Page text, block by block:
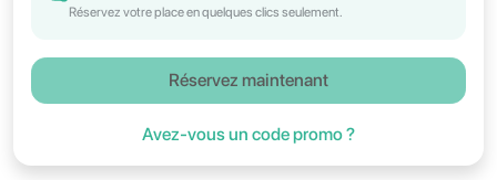
Réservez votre place en quelques clics seulement.
Réservez maintenant
Avez-vous un code promo ?